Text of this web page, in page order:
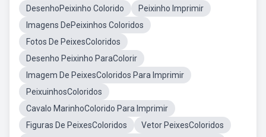
DesenhoPeixinho Colorido
Peixinho Imprimir
Imagens DePeixinhos Coloridos
Fotos De PeixesColoridos
Desenho Peixinho ParaColorir
Imagem De PeixesColoridos Para Imprimir
PeixuinhosColoridos
Cavalo MarinhoColorido Para Imprimir
Figuras De PeixesColoridos
Vetor PeixesColoridos